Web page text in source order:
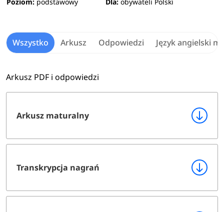
Wszystko Arkusz Odpowiedzi Język angielski
Arkusz PDF i odpowiedzi
Arkusz maturalny
Transkrypcja nagrań